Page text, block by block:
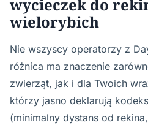
wycieczek do
wielorybich
Nie wszyscy operatorzy z
różnica ma znaczenie
zwierząt, jak i dla Twoich
którzy jasno deklarują
(minimalny dystans od